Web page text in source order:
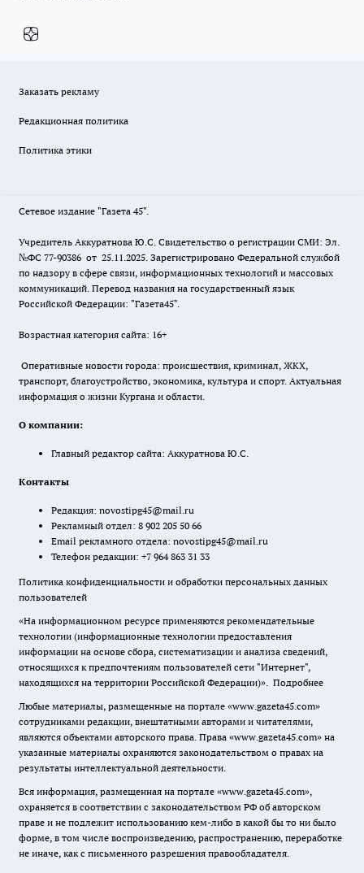
Заказать рекламу
Редакционная политика
Политика этики
Сетевое издание "Газета 45".
Учредитель Аккуратнова Ю.С. Свидетельство о регистрации СМИ: Эл.
№ФС 77-90386 от 25.11.2025. Зарегистрировано Федеральной службой
по надзору в сфере связи, информационных технологий и массовых
коммуникаций. Перевод названия на государственный язык
Российской Федерации: "Газета45".
Возрастная категория сайта: 16+
Оперативные новости города: происшествия, криминал, ЖКХ,
транспорт, благоустройство, экономика, культура и спорт. Актуальная
информация о жизни Кургана и области.
О компании:
Главный редактор сайта: Аккуратнова Ю.С.
Контакты
Редакция: novostipg45@mail.ru
Рекламный отдел: 8 902 205 50 66
Email рекламного отдела: novostipg45@mail.ru
Телефон редакции: +7 964 863 31 33
Политика конфиденциальности и обработки персональных данных
пользователей
«На информационном ресурсе применяются рекомендательные
технологии (информационные технологии предоставления
информации на основе сбора, систематизации и анализа сведений,
относящихся к предпочтениям пользователей сети "Интернет",
находящихся на территории Российской Федерации)». Подробнее
Любые материалы, размещенные на портале «www.gazeta45.com»
сотрудниками редакции, внештатными авторами и читателями,
являются объектами авторского права. Права «www.gazeta45.com» на
указанные материалы охраняются законодательством о правах на
результаты интеллектуальной деятельности.
Вся информация, размещенная на портале «www.gazeta45.com»,
охраняется в соответствии с законодательством РФ об авторском
праве и не подлежит использованию кем-либо в какой бы то ни было
форме, в том числе воспроизведению, распространению, переработке
не иначе, как с письменного разрешения правообладателя.